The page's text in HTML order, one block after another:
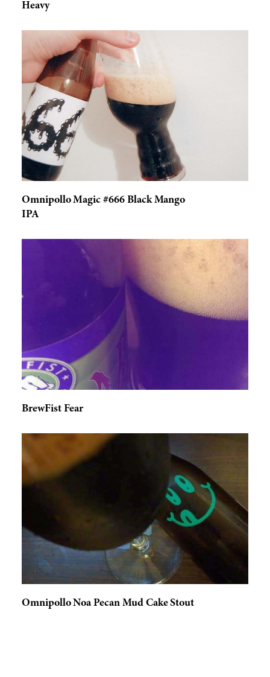
Heavy
Omnipollo Magic #666 Black Mango
IPA
BrewFist Fear
Omnipollo Noa Pecan Mud Cake Stout